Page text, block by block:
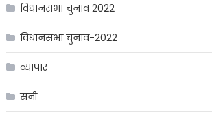
विधानसभा चुनाव 2022
विधानसभा चुनाव-2022
व्यापार
सनी